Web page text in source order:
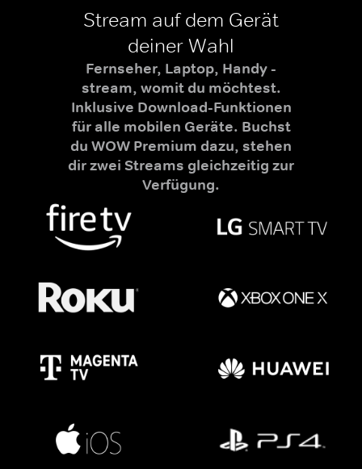
Stream auf dem Gerät
deiner Wahl
Fernseher, Laptop, Handy -
stream, womit du möchtest.
Inklusive Download-Funktionen
für alle mobilen Geräte. Buchst
du WOW Premium dazu, stehen
dir zwei Streams gleichzeitig zur
Verfügung.